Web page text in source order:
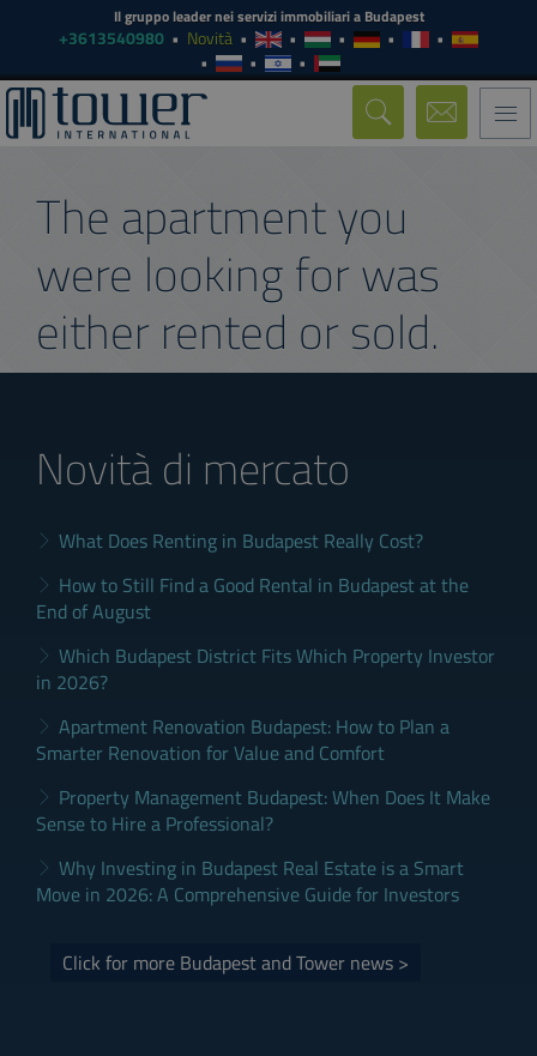
Il gruppo leader nei servizi immobiliari a Budapest
+3613540980 Novità
The apartment you
were looking for was
either rented or sold.
Novità di mercato
What Does Renting in Budapest Really Cost?
How to Still Find a Good Rental in Budapest at the
End of August
Which Budapest District Fits Which Property Investor
in 2026?
Apartment Renovation Budapest: How to Plan a
Smarter Renovation for Value and Comfort
Property Management Budapest: When Does It Make
Sense to Hire a Professional?
Why Investing in Budapest Real Estate is a Smart
Move in 2026: A Comprehensive Guide for Investors
Click for more Budapest and Tower news >